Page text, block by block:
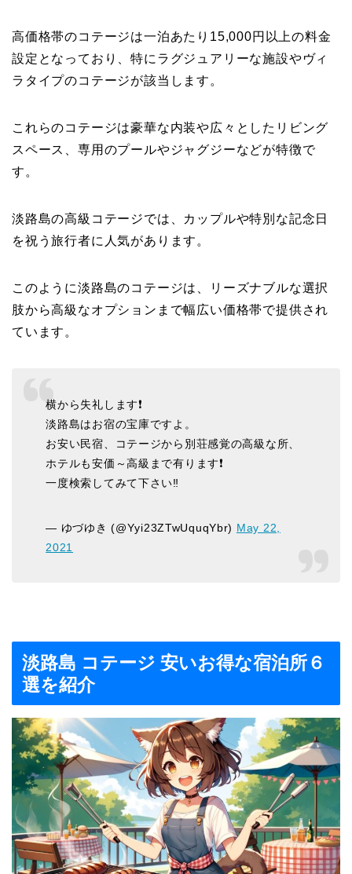
高価格帯のコテージは一泊あたり15,000円以上の料金
設定となっており、特にラグジュアリーな施設やヴィ
ラタイプのコテージが該当します。
これらのコテージは豪華な内装や広々としたリビング
スペース、専用のプールやジャグジーなどが特徴で
す。
淡路島の高級コテージでは、カップルや特別な記念日
を祝う旅行者に人気があります。
このように淡路島のコテージは、リーズナブルな選択
肢から高級なオプションまで幅広い価格帯で提供され
ています。
横から失礼します❗
淡路島はお宿の宝庫ですよ。
お安い民宿、コテージから別荘感覚の高級な所、
ホテルも安価～高級まで有ります❗
一度検索してみて下さい‼️
— ゆづゆき (@Yyi23ZTwUquqYbr) May 22,
2021
淡路島 コテージ 安いお得な宿泊所６
選を紹介